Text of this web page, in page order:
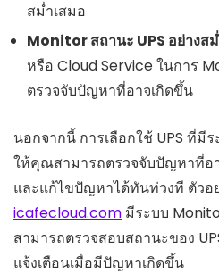
สม่ำเสมอ
Monitor สถานะ UPS อย่างส
หรือ Cloud Service ในการ
ตรวจจับปัญหาที่อาจเกิดขึ้น
นอกจากนี้ การเลือกใช้ UPS ที่มี
ให้คุณสามารถตรวจจับปัญหาที่อา
และแก้ไขปัญหาได้ทันท่วงที ตัวอ
icafecloud.com มีระบบ
สามารถตรวจสอบสถานะของ
แจ้งเตือนเมื่อมีปัญหาเกิดขึ้น